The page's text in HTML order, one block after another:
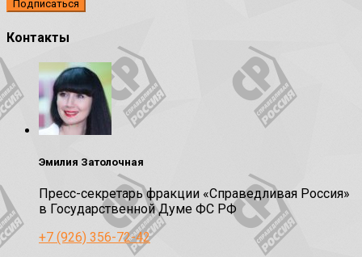
Контакты
Эмилия Затолочная
Пресс-секретарь фракции «Справедливая Россия»
в Государственной Думе ФС РФ
+7 (926) 356-72-42